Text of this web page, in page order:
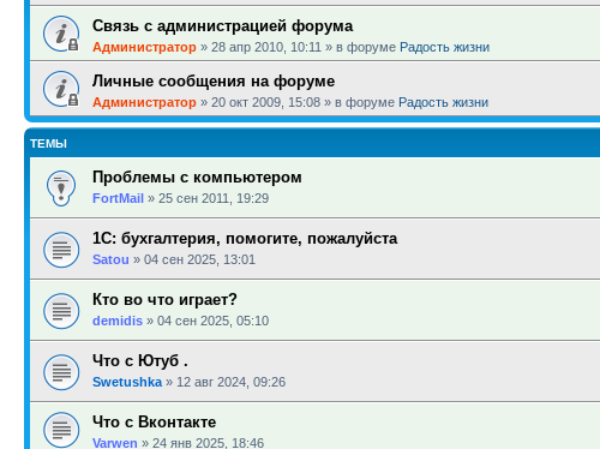
Связь с администрацией форума
Администратор » 28 апр 2010, 10:11 » в форуме Радость жизни
Личные сообщения на форуме
Администратор » 20 окт 2009, 15:08 » в форуме Радость жизни
ТЕМЫ
Проблемы с компьютером
FortMail » 25 сен 2011, 19:29
1С: бухгалтерия, помогите, пожалуйста
Satou » 04 сен 2025, 13:01
Кто во что играет?
demidis » 04 сен 2025, 05:10
Что с Ютуб .
Swetushka » 12 авг 2024, 09:26
Что с Вконтакте
Varwen » 24 янв 2025, 18:46